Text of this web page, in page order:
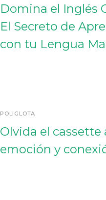
Domina el Inglés
El Secreto de
con tu Lengua
POLIGLOTA
Olvida el
emoción y